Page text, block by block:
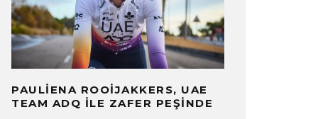
PAULIENA ROOIJAKKERS, UAE
TEAM ADQ ILE ZAFER PEŞINDE